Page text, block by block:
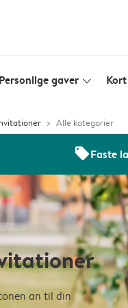
Personlige gaver slim_arrow_down Kort
Alle kategorier
offersFaste
an til din